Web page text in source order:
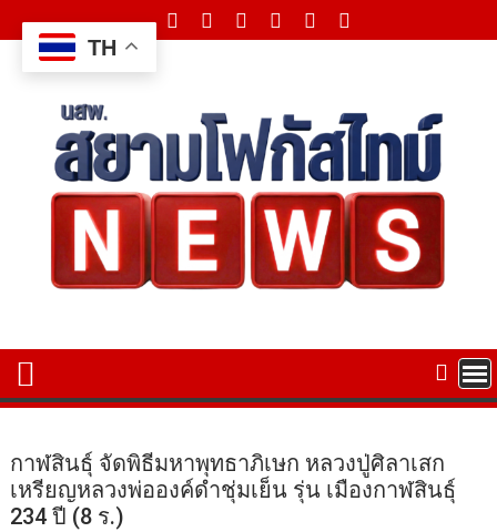
to
content
กาฬสินธุ์ จัดพิธีมหาพุทธาภิเษก หลวงปู่ศิลาเสก
เหรียญหลวงพ่อองค์ดำชุ่มเย็น รุ่น เมืองกาฬสินธุ์
234 ปี (8 ร.)
TH